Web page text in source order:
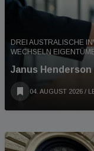
DREI AUSTRALISCHE
WECHSELN
Janus
04. AUGUST 2026 /